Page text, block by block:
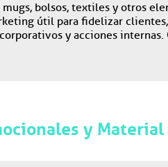
bolsos, textiles y otros
útil para fidelizar
y acciones
y Material